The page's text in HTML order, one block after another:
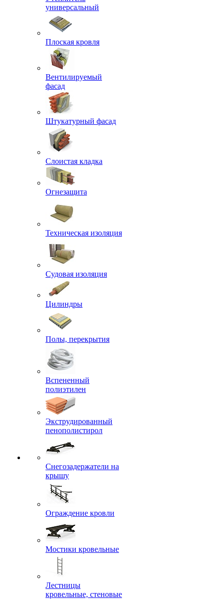
универсальный
Плоская кровля
Вентилируемый
фасад
Штукатурный фасад
Слоистая кладка
Огнезащита
Техническая изоляция
Судовая изоляция
Цилиндры
Полы, перекрытия
Вспененный
полиэтилен
Экструдированный
пенополистирол
Снегозадержатели на
крышу
Ограждение кровли
Мостики кровельные
Лестницы
кровельные, стеновые